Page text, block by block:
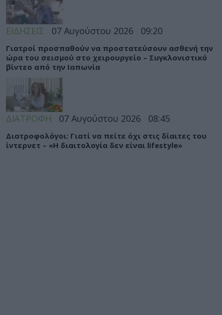
ΕΙΔΗΣΕΙΣ 07 Αυγούστου 2026 09:20
Γιατροί προσπαθούν να προστατεύσουν ασθενή την
ώρα του σεισμού στο χειρουργείο – Συγκλονιστικό
βίντεο από την Ιαπωνία
ΔΙΑΤΡΟΦΗ 07 Αυγούστου 2026 08:45
Διατροφολόγοι: Γιατί να πείτε όχι στις δίαιτες του
ίντερνετ – «Η διαιτολογία δεν είναι lifestyle»